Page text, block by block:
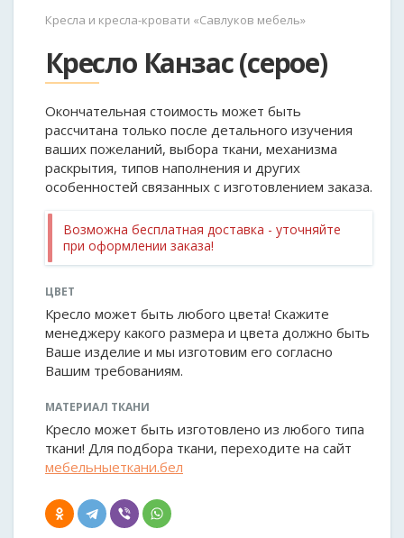
Кресла и кресла-кровати «Савлуков мебель»
Кресло Канзас (серое)
Окончательная стоимость может быть
рассчитана только после детального изучения
ваших пожеланий, выбора ткани, механизма
раскрытия, типов наполнения и других
особенностей связанных с изготовлением заказа.
Возможна бесплатная доставка - уточняйте
при оформлении заказа!
ЦВЕТ
Кресло может быть любого цвета! Скажите
менеджеру какого размера и цвета должно быть
Ваше изделие и мы изготовим его согласно
Вашим требованиям.
МАТЕРИАЛ ТКАНИ
Кресло может быть изготовлено из любого типа
ткани! Для подбора ткани, переходите на сайт
мебельныеткани.бел